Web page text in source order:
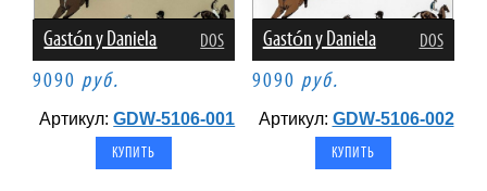
Gastón y Daniela DOS
9090 руб.
Артикул:GDW-5106-001
Gastón y Daniela DOS
9090 руб.
Артикул: GDW-5106-002